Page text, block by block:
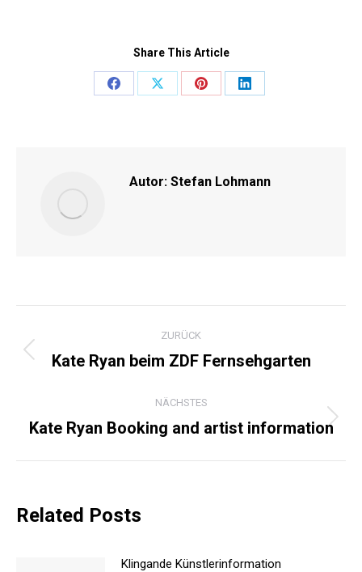
Share This Article
Share
Share
Share
Share
Autor: Stefan Lohmann
ZURÜCK
Vorheriger
Kate Ryan beim ZDF Fernsehgarten
NÄCHSTES
Nächster
Kate Ryan Booking and artist information
Related Posts
Klingande Künstlerinformation